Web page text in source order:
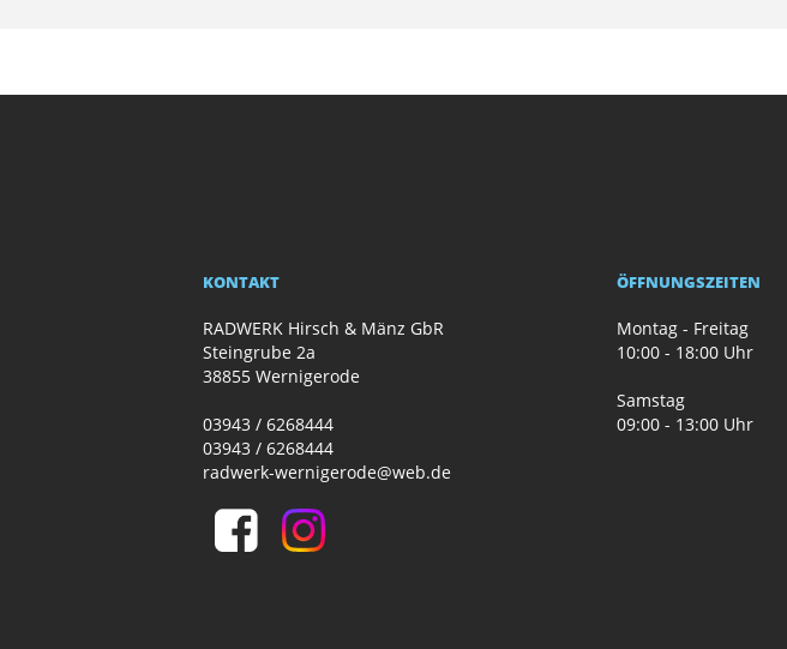
KONTAKT
RADWERK Hirsch & Mänz GbR
Steingrube 2a
38855 Wernigerode
03943 / 6268444
03943 / 6268444
radwerk-wernigerode@web.de
ÖFFNUNGSZEITEN
Montag - Freitag
10:00 - 18:00 Uhr
Samstag
09:00 - 13:00 Uhr